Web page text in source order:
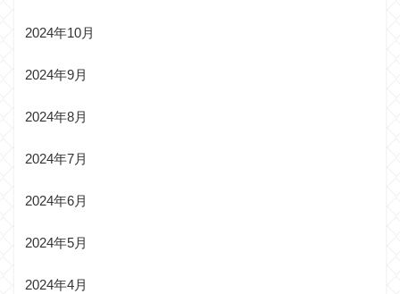
2024年10月
2024年9月
2024年8月
2024年7月
2024年6月
2024年5月
2024年4月